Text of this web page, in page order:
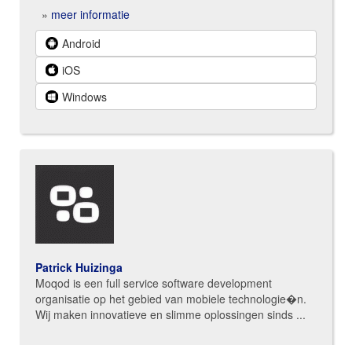
» meer informatie
Android
iOS
Windows
Patrick Huizinga
Moqod is een full service software development
organisatie op het gebied van mobiele technologie�n.
Wij maken innovatieve en slimme oplossingen sinds ...